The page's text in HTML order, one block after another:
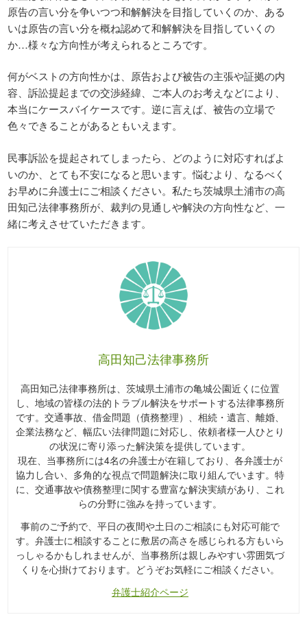
原告の言い分を争いつつ和解解決を目指していくのか、ある
いは原告の言い分を概ね認めて和解解決を目指していくの
か…様々な方向性が考えられるところです。
何がベストの方向性かは、原告および被告の主張や証拠の内
容、訴訟提起までの交渉経緯、ご本人のお考えなどにより、
本当にケースバイケースです。逆に言えば、被告の立場で
色々できることがあるともいえます。
民事訴訟を提起されてしまったら、どのように対応すればよ
いのか、とても不安になると思います。悩むより、なるべく
お早めに弁護士にご相談ください。私たち茨城県土浦市の高
田知己法律事務所が、裁判の見通しや解決の方向性など、一
緒に考えさせていただきます。
高田知己法律事務所
高田知己法律事務所は、茨城県土浦市の亀城公園近くに位置
し、地域の皆様の法的トラブル解決をサポートする法律事務所
です。交通事故、借金問題（債務整理）、相続・遺言、離婚、
企業法務など、幅広い法律問題に対応し、依頼者様一人ひとり
の状況に寄り添った解決策を提供しています。
現在、当事務所には4名の弁護士が在籍しており、各弁護士が
協力し合い、多角的な視点で問題解決に取り組んでいます。特
に、交通事故や債務整理に関する豊富な解決実績があり、これ
らの分野に強みを持っています。
事前のご予約で、平日の夜間や土日のご相談にも対応可能で
す。弁護士に相談することに敷居の高さを感じられる方もいら
っしゃるかもしれませんが、当事務所は親しみやすい雰囲気づ
くりを心掛けております。どうぞお気軽にご相談ください。
弁護士紹介ページ